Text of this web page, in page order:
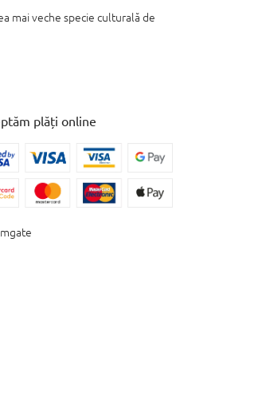
mai veche specie culturală de
plăți online